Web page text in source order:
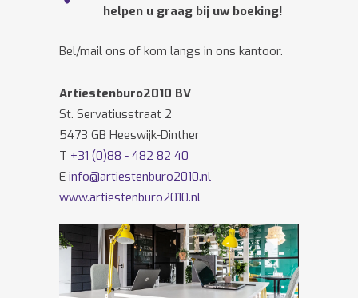
helpen u graag bij uw boeking!
Bel/mail ons of kom langs in ons kantoor.
Artiestenburo2010 BV
St. Servatiusstraat 2
5473 GB Heeswijk-Dinther
T +31 (0)88 - 482 82 40
E info@artiestenburo2010.nl
www.artiestenburo2010.nl
Volg ons ook opFacebookenTwitter